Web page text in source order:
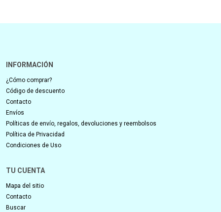
INFORMACIÓN
¿Cómo comprar?
Código de descuento
Contacto
Envíos
Políticas de envío, regalos, devoluciones y reembolsos
Política de Privacidad
Condiciones de Uso
TU CUENTA
Mapa del sitio
Contacto
Buscar